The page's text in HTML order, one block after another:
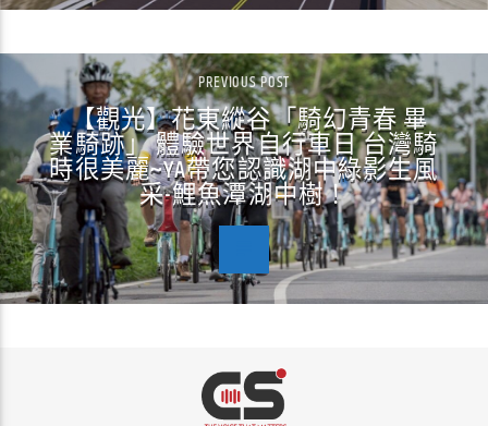
PREVIOUS POST
【觀光】花東縱谷「騎幻青春 畢
業騎跡」 體驗世界自行車日 台灣騎
時很美麗~YA帶您認識湖中綠影生風
采-鯉魚潭湖中樹！